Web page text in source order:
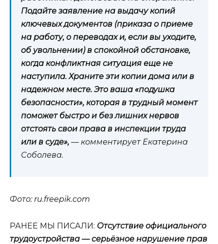
Подайте заявление на выдачу копий
ключевых документов (приказа о приеме
на работу, о переводах и, если вы уходите,
об увольнении) в спокойной обстановке,
когда конфликтная ситуация еще не
наступила. Храните эти копии дома или в
надежном месте. Это ваша «подушка
безопасности», которая в трудный момент
поможет быстро и без лишних нервов
отстоять свои права в инспекции труда
или в суде», — комментирует Екатерина
Соболева.
Фото: ru.freepik.com
РАНЕЕ МЫ ПИСАЛИ: Отсутствие официального
трудоустройства — серьёзное нарушение прав